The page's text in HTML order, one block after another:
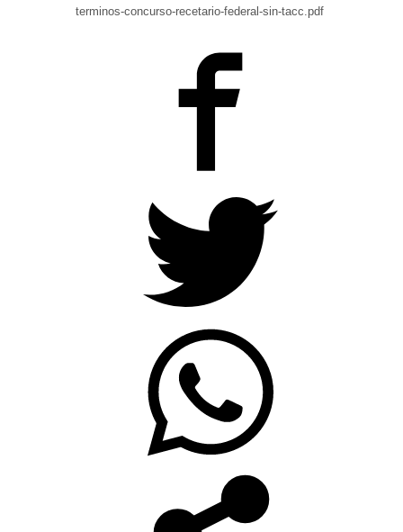
terminos-concurso-recetario-federal-sin-tacc.pdf